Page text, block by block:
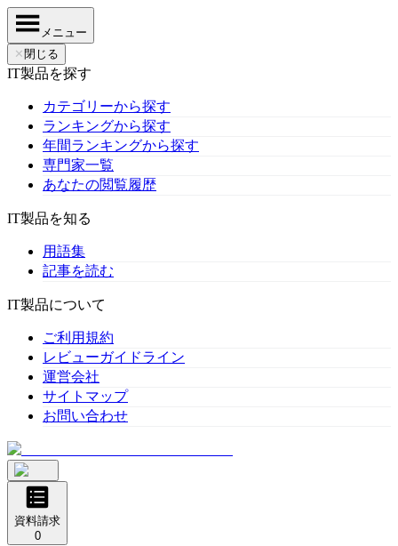
メニュー
✕ 閉じる
IT製品を探す
カテゴリーから探す
ランキングから探す
年間ランキングから探す
専門家一覧
あなたの閲覧履歴
IT製品を知る
用語集
記事を読む
IT製品について
ご利用規約
レビューガイドライン
運営会社
サイトマップ
お問い合わせ
資料請求
0